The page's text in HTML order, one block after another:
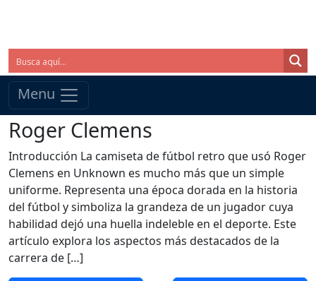
Menu
Roger Clemens
Introducción La camiseta de fútbol retro que usó Roger
Clemens en Unknown es mucho más que un simple
uniforme. Representa una época dorada en la historia
del fútbol y simboliza la grandeza de un jugador cuya
habilidad dejó una huella indeleble en el deporte. Este
artículo explora los aspectos más destacados de la
carrera de […]